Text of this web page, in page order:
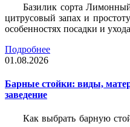
Базилик сорта
цитрусовый запах и
особенностях посадки и
Подробнее
01.08.2026
Барные стойки: виды,
заведение
Как выбрать барную